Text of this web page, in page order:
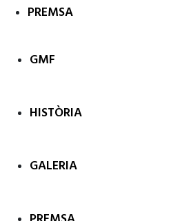
PREMSA
GMF
HISTÒRIA
GALERIA